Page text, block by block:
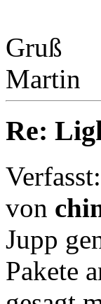
Gruß
Martin
Re:
Verfasst:
von
Jupp
Pakete